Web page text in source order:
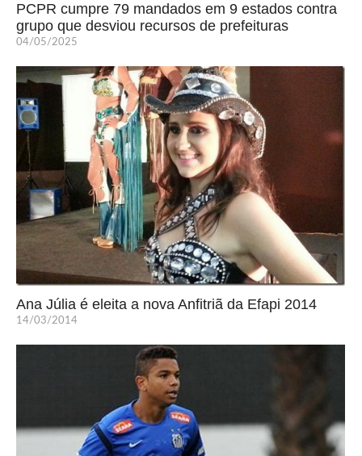
PCPR cumpre 79 mandados em 9 estados contra
grupo que desviou recursos de prefeituras
04/05/2025
Ana Júlia é eleita a nova Anfitriã da Efapi 2014
14/03/2014